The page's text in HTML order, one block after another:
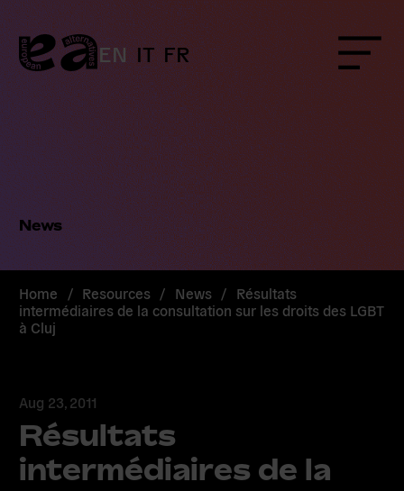
Skip
to
content
EN IT FR Menu
News
Home / Resources / News / Résultats
intermédiaires de la consultation sur les droits des LGBT
à Cluj
Aug 23, 2011
Résultats
intermédiaires de la